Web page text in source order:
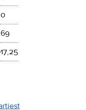
0
69
17,25